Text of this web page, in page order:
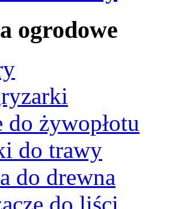
ogrodowe
do żywopłotu
do trawy
do drewna
do liści